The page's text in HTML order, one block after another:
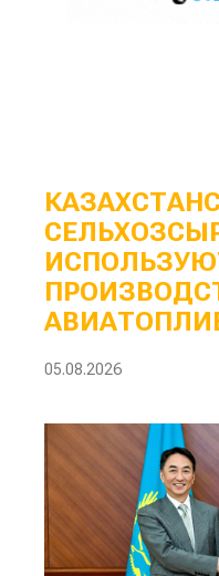
05.08.2026